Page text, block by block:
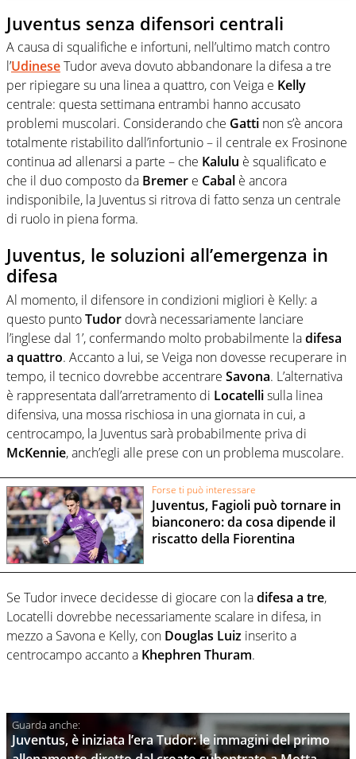
Juventus senza difensori centrali
A causa di squalifiche e infortuni, nell’ultimo match contro
l’UdineseTudor aveva dovuto abbandonare la difesa a tre
per ripiegare su una linea a quattro, con Veiga e Kelly
centrale: questa settimana entrambi hanno accusato
problemi muscolari. Considerando che Gatti non s’è ancora
totalmente ristabilito dall’infortunio – il centrale ex Frosinone
continua ad allenarsi a parte – che Kalulu è squalificato e
che il duo composto da Bremer e Cabal è ancora
indisponibile, la Juventus si ritrova di fatto senza un centrale
di ruolo in piena forma.
Juventus, le soluzioni all’emergenza in
difesa
Al momento, il difensore in condizioni migliori è Kelly: a
questo puntoTudor dovrà necessariamente lanciare
l’inglese dal 1’, confermando molto probabilmente ladifesa
a quattro. Accanto a lui, se Veiga non dovesse recuperare in
tempo, il tecnico dovrebbe accentrare Savona. L’alternativa
è rappresentata dall’arretramento di Locatellisulla linea
difensiva, una mossa rischiosa in una giornata in cui, a
centrocampo, la Juventus sarà probabilmente priva di
McKennie, anch’egli alle prese con un problema muscolare.
Forse ti può interessare
Juventus, Fagioli può tornare in
bianconero: da cosa dipende il
riscatto della Fiorentina
Se Tudor invece decidesse di giocare con ladifesa a tre,
Locatelli dovrebbe necessariamente scalare in difesa, in
mezzo a Savona e Kelly, con Douglas Luiz inserito a
centrocampo accanto a Khephren Thuram.
Juventus, è iniziata l’era Tudor: le immagini del primo